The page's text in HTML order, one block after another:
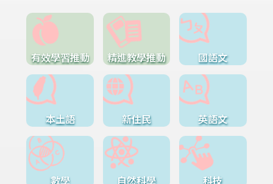
有效學習推動 精進教學推動 國語文
本土語 新住民 英語文
數學 自然科學 科技